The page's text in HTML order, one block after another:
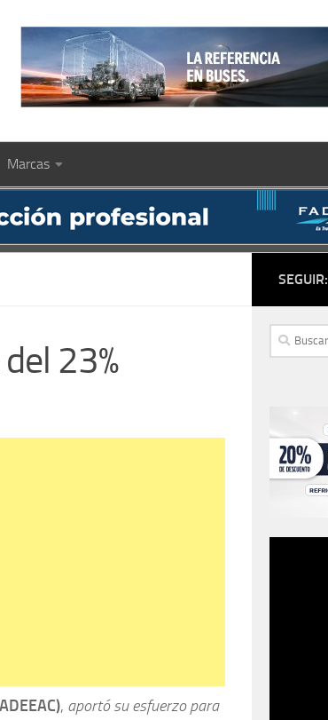
Marcas
23%
, aportó su esfuerzo para
SEGUIR:
Buscar: